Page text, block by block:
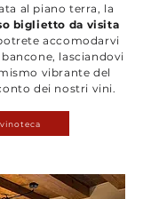
al piano terra, la
biglietto da visita
accomodarvi
lasciandovi
vibrante del
dei nostri vini.